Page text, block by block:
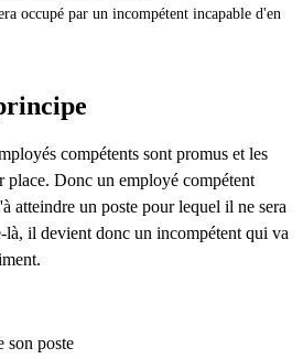
occupé par un incompétent incapable d'en
compétents sont promus et les
place. Donc un employé compétent
atteindre un poste pour lequel il ne sera
là, il devient donc un incompétent qui va
son poste